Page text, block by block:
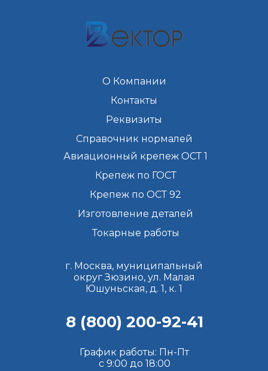
График работы: Пн-Пт
с 9:00 до 18:00
г. Москва, муниципальный
округ Зюзино, ул. Малая
Юшуньская, д. 1, к. 1
О Компании
Контакты
Реквизиты
Справочник нормалей
Авиационный крепеж ОСТ 1
Крепеж по ГОСТ
Крепеж по ОСТ 92
Изготовление деталей
Токарные работы
8 (800) 200-92-41